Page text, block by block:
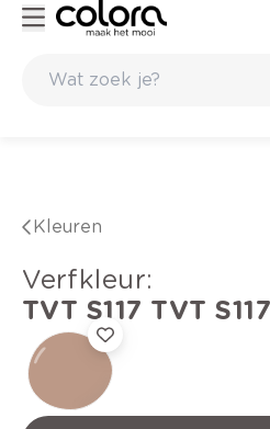
Kleuren
verfkleur:
TVT S117 TVT S117